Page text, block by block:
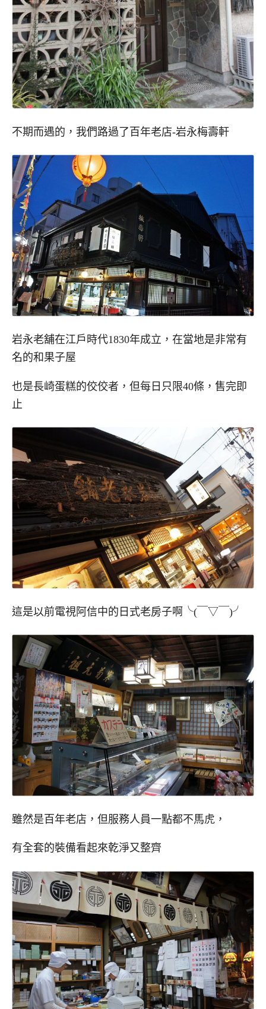
不期而遇的，我們路過了百年老店-岩永梅壽軒
岩永老舖在江戶時代1830年成立，在當地是非常有
名的和果子屋
也是長崎蛋糕的佼佼者，但每日只限40條，售完即
止
這是以前電視阿信中的日式老房子啊╰(￣▽￣)╯
雖然是百年老店，但服務人員一點都不馬虎，
有全套的裝備看起來乾淨又整齊